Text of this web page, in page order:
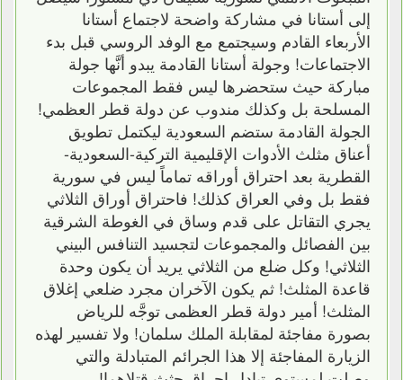
إلى أستانا في مشاركة واضحة لاجتماع أستانا
الأربعاء القادم وسيجتمع مع الوفد الروسي قبل بدء
الاجتماعات! وجولة أستانا القادمة يبدو أنَّها جولة
مباركة حيث ستحضرها ليس فقط المجموعات
المسلحة بل وكذلك مندوب عن دولة قطر العظمي!
الجولة القادمة ستضم السعودية ليكتمل تطويق
أعناق مثلث الأدوات الإقليمية التركية-السعودية-
القطرية بعد احتراق أوراقه تماماً ليس في سورية
فقط بل وفي العراق كذلك! فاحتراق أوراق الثلاثي
يجري التقاتل على قدم وساق في الغوطة الشرقية
بين الفصائل والمجموعات لتجسيد التنافس البيني
الثلاثي! وكل ضلع من الثلاثي يريد أن يكون وحدة
قاعدة المثلث! ثم يكون الآخران مجرد ضلعي إغلاق
المثلث! أمير دولة قطر العظمى توجَّه للرياض
بصورة مفاجئة لمقابلة الملك سلمان! ولا تفسير لهذه
الزيارة المفاجئة إلا هذا الجرائم المتبادلة والتي